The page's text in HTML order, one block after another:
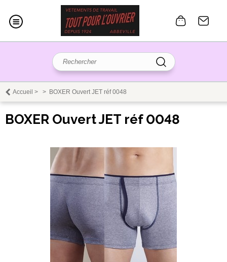
Accueil > > BOXER Ouvert JET réf 0048
BOXER Ouvert JET réf 0048